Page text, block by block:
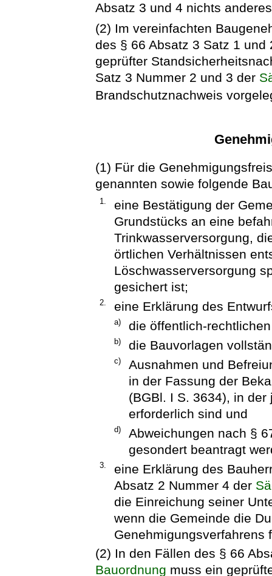
Absatz 3 und 4 nichts
(2) Im vereinfachten
des § 66 Absatz 3 Satz 1
geprüfter
Satz 3 Nummer 2 und 3 der
Brandschutznachweis
(1) Für die
genannten sowie folgende
1.
eine Bestätigung der
Grundstücks an eine
Trinkwasserversorgung,
örtlichen Verhältnissen
Löschwasserversorgung
gesichert ist;
2. eine Erklärung des
a) die öffentlich-
b) die Bauvorlagen
c)
Ausnahmen und
in der Fassung der
(BGBl. I S. 3634), in
erforderlich sind und
d)
Abweichungen nach §
gesondert beantragt
3.
eine Erklärung des
Absatz 2 Nummer 4 der
die Einreichung seiner
wenn die Gemeinde die
Genehmigungsverfahrens
(2) In den Fällen des § 66
Bauordnung muss ein